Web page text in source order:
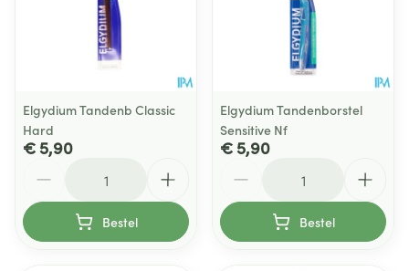
Elgydium Tandenb Classic
Hard
€ 5,90
Bestel
Elgydium Tandenborstel
Sensitive Nf
€ 5,90
Bestel